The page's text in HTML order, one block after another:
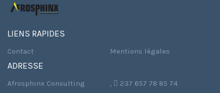
LIENS RAPIDES
Contact Mentions légales
ADRESSE
Afrosphinx Consulting ,  237 657 78 85 74